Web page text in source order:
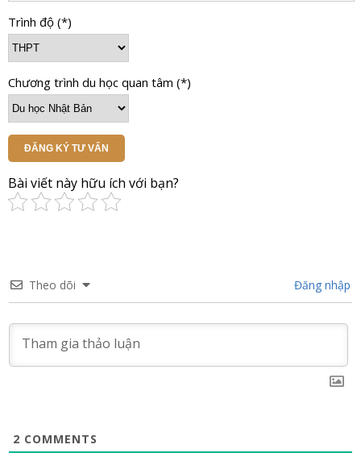
Trình độ (*)
Chương trình du học quan tâm (*)
ĐĂNG KÝ TƯ VẤN
Bài viết này hữu ích với bạn?
Theo dõi Đăng nhập
2 COMMENTS